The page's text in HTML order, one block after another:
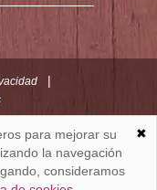
|
nº 5 -3º
✖
para mejorar su
la navegación
consideramos